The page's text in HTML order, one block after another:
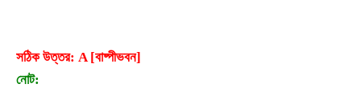
সঠিক উত্তর: A [বাষ্পীভবন]
নোট: